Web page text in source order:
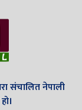
संचालित नेपाली